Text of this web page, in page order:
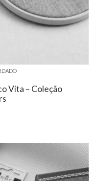
Vita – Coleção